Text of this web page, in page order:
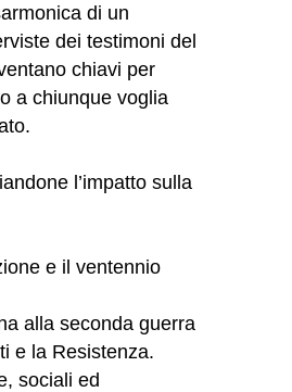
di un
dei testimoni del
chiavi per
a chiunque voglia
l’impatto sulla
e il ventennio
alla seconda guerra
e la Resistenza.
sociali ed